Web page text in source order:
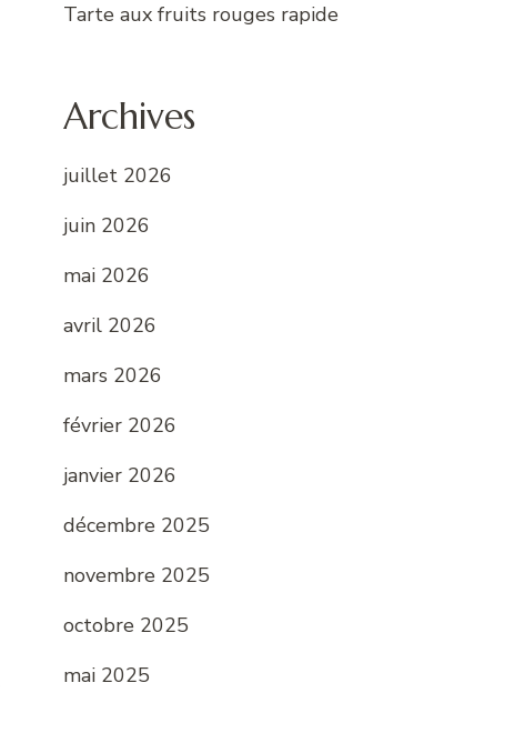
Tarte aux fruits rouges rapide
Archives
juillet 2026
juin 2026
mai 2026
avril 2026
mars 2026
février 2026
janvier 2026
décembre 2025
novembre 2025
octobre 2025
mai 2025